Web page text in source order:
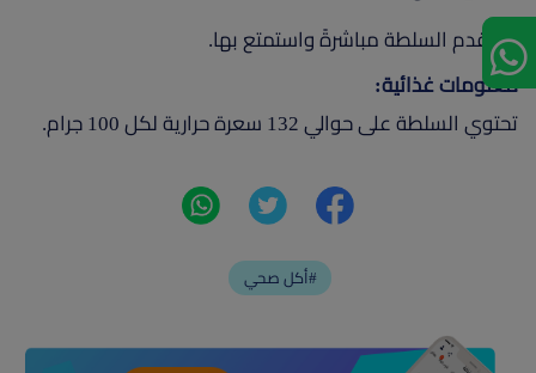
قدم السلطة مباشرةً واستمتع بها.
معلومات غذائية:
تحتوي السلطة على حوالي 132 سعرة حرارية لكل 100 جرام.
أكل صحي#